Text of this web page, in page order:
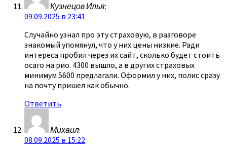
Кузнецов Илья:
09.09.2025 в 23:41
Случайно узнал про эту страховую, в разговоре
знакомый упомянул, что у них цены низкие. Ради
интереса пробил через их сайт, сколько будет стоить
осаго на рио. 4300 вышло, а в других страховых
минимум 5600 предлагали. Оформил у них, полис сразу
на почту пришел как обычно.
Ответить
Михаил:
08.09.2025 в 15:22